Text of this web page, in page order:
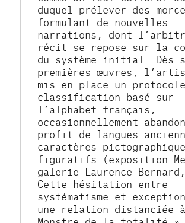
duquel prélever des
formulant de nouvelles
narrations, dont
récit se repose sur la
du système initial. Dès
premières œuvres,
mis en place un
classification basé sur
l’alphabet français,
occasionnellement
profit de langues
caractères
figuratifs (exposition
galerie Laurence Bernard,
Cette hésitation entre
systématisme et
une relation distanciée